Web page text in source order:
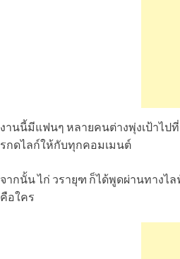
งานนี้มีแฟนๆ หลายคนต่างพุ่งเป้าไป
รกดไลก์ให้กับทุกคอมเมนต์
จากนั้น ไก่ วรายุฑ ก็ได้พูดผ่านทางไล
คือใคร